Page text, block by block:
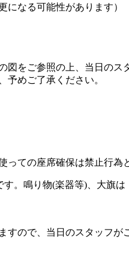
なる可能性があります）
図をご参照の上、当日のス
予めご了承ください。
ての座席確保は禁止行為
。鳴り物(楽器等)、大旗
ので、当日のスタッフが